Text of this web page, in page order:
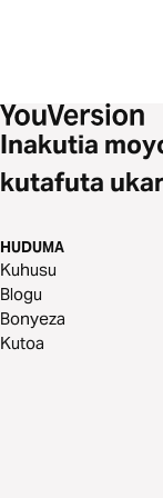
Inakutia
kutafuta
HUDUMA
Kuhusu
Blogu
Bonyeza
Kutoa